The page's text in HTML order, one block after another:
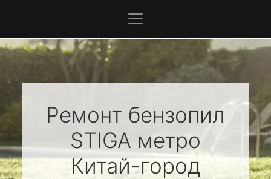
Ремонт бензопил
STIGA метро
Китай-город